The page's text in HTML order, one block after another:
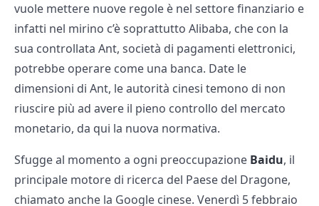
vuole mettere nuove regole è nel settore finanziario e
infatti nel mirino c’è soprattutto Alibaba, che con la
sua controllata Ant, società di pagamenti elettronici,
potrebbe operare come una banca. Date le
dimensioni di Ant, le autorità cinesi temono di non
riuscire più ad avere il pieno controllo del mercato
monetario, da qui la nuova normativa.
Sfugge al momento a ogni preoccupazione Baidu, il
principale motore di ricerca del Paese del Dragone,
chiamato anche la Google cinese. Venerdì 5 febbraio